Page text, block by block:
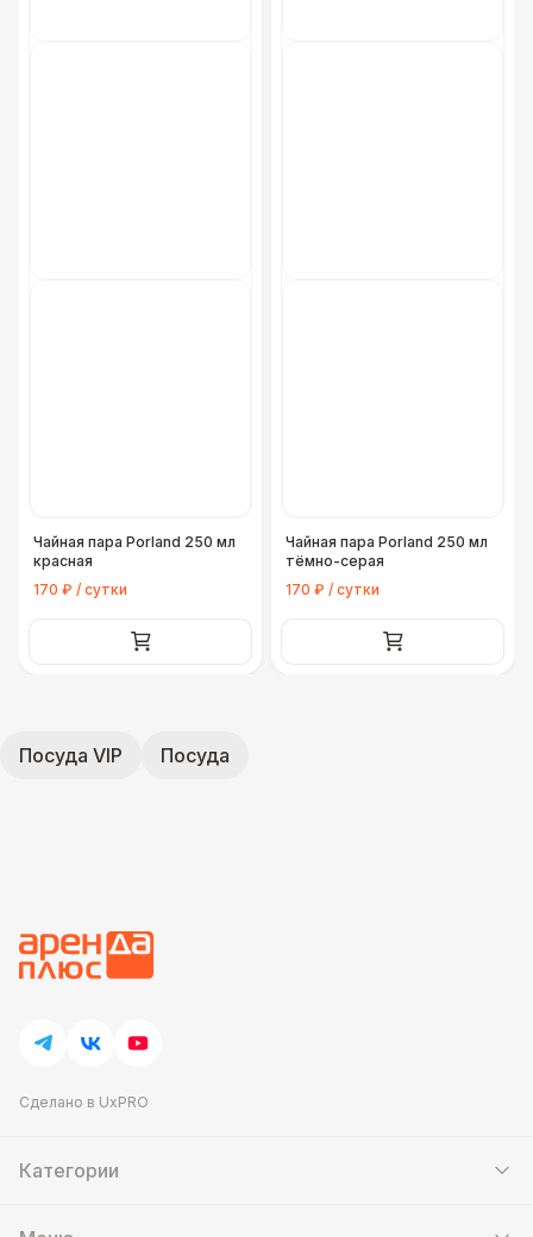
Чайная пара Porland 250 мл
красная
170 ₽ / сутки
Чайная пара Porland 250 мл
тёмно-серая
170 ₽ / сутки
Посуда VIP Посуда
Сделано в UxPRO
Категории